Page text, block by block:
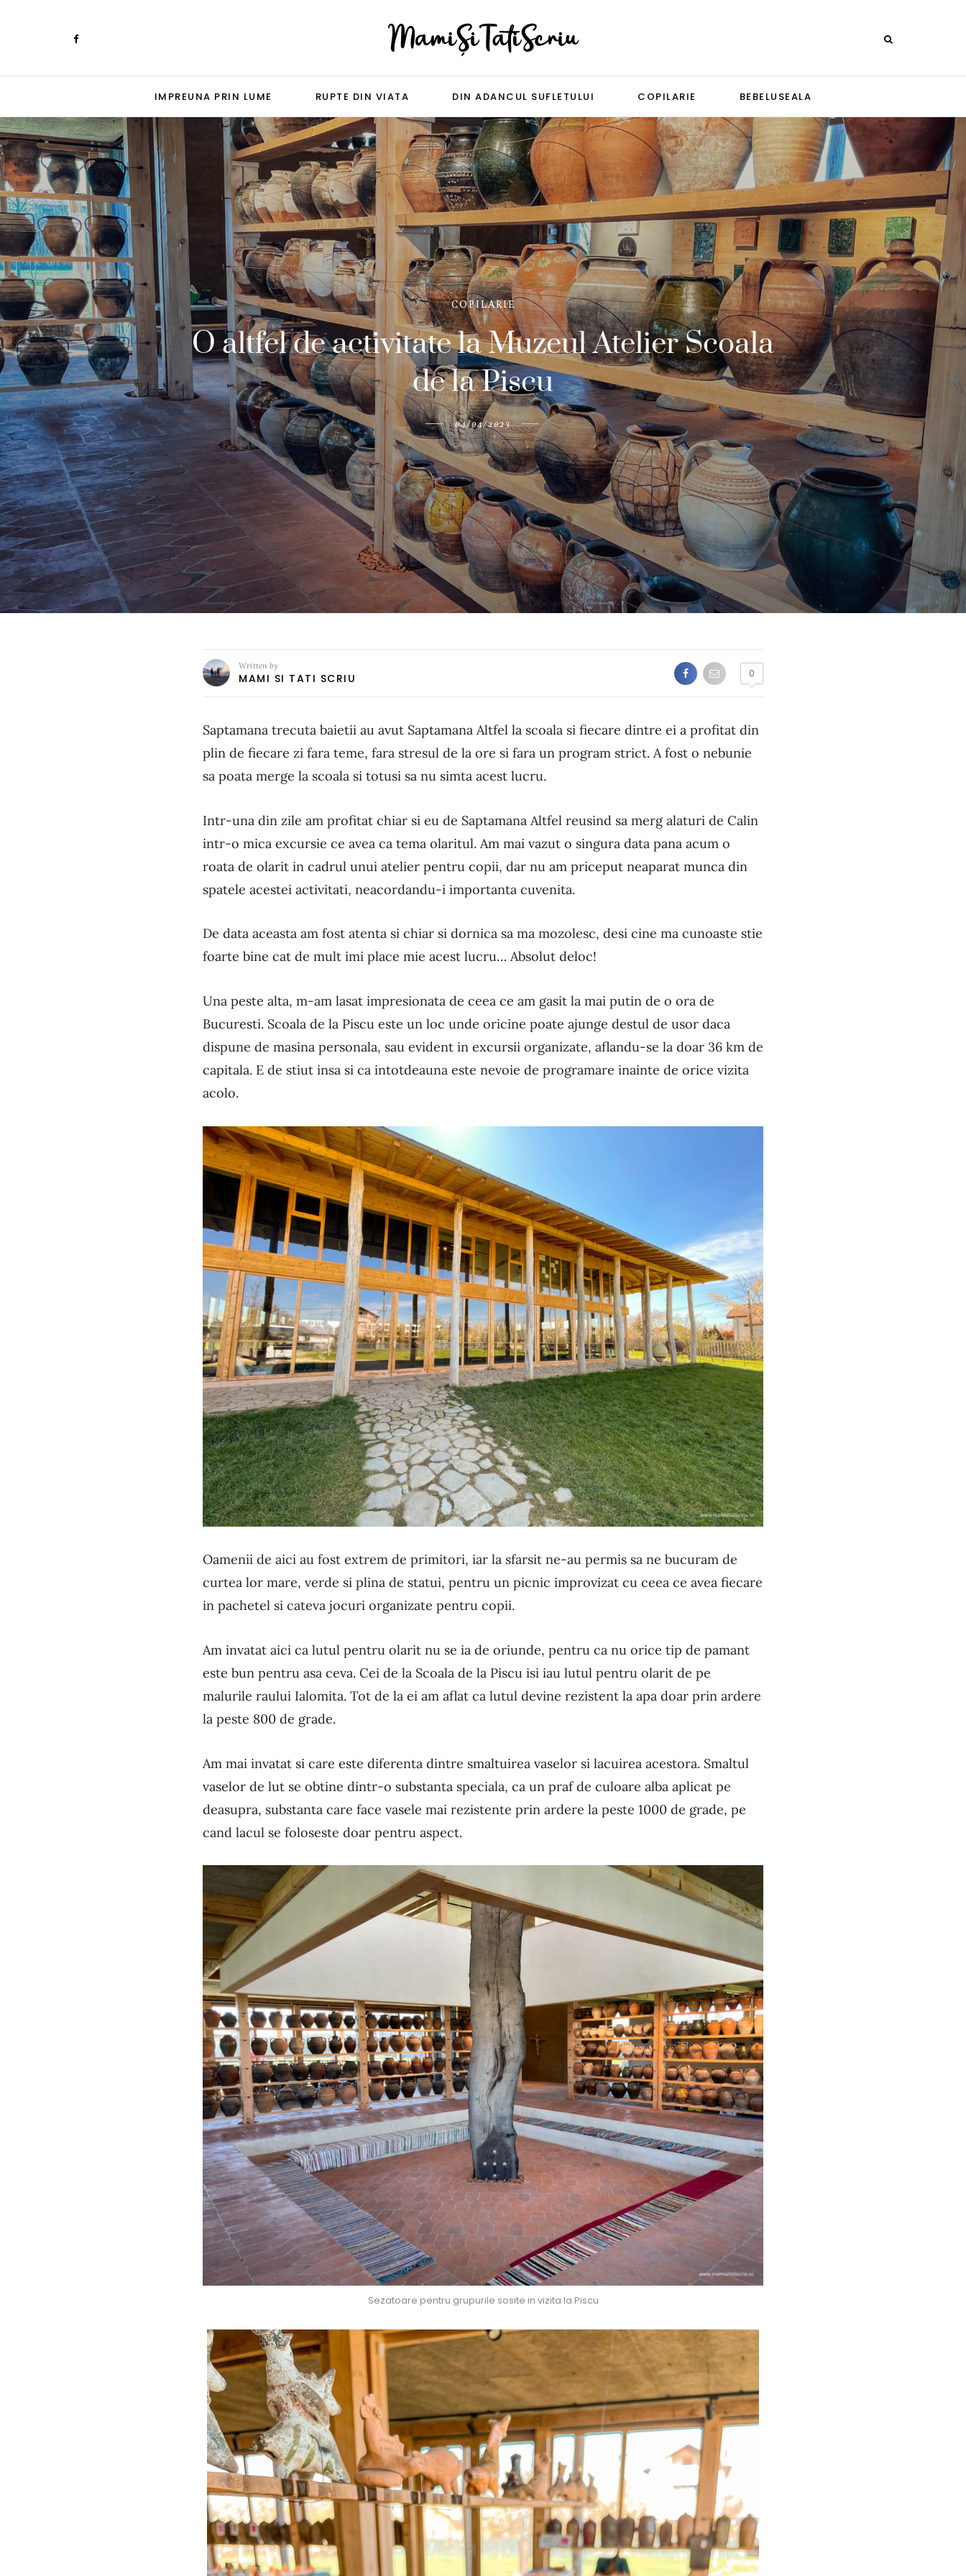
IMPREUNA PRIN LUME RUPTE DIN VIATA DIN ADANCUL SUFLETULUI COPILARIE BEBELUSEALA
COPILARIE
O altfel de activitate la Muzeul Atelier Scoala
de la Piscu
04/04/2023
Written by
MAMI SI TATI SCRIU 0
Saptamana trecuta baietii au avut Saptamana Altfel la scoala si fiecare dintre ei a profitat din
plin de fiecare zi fara teme, fara stresul de la ore si fara un program strict. A fost o nebunie
sa poata merge la scoala si totusi sa nu simta acest lucru.
Intr-una din zile am profitat chiar si eu de Saptamana Altfel reusind sa merg alaturi de Calin
intr-o mica excursie ce avea ca tema olaritul. Am mai vazut o singura data pana acum o
roata de olarit in cadrul unui atelier pentru copii, dar nu am priceput neaparat munca din
spatele acestei activitati, neacordandu-i importanta cuvenita.
De data aceasta am fost atenta si chiar si dornica sa ma mozolesc, desi cine ma cunoaste stie
foarte bine cat de mult imi place mie acest lucru… Absolut deloc!
Una peste alta, m-am lasat impresionata de ceea ce am gasit la mai putin de o ora de
Bucuresti. Scoala de la Piscu este un loc unde oricine poate ajunge destul de usor daca
dispune de masina personala, sau evident in excursii organizate, aflandu-se la doar 36 km de
capitala. E de stiut insa si ca intotdeauna este nevoie de programare inainte de orice vizita
acolo.
Oamenii de aici au fost extrem de primitori, iar la sfarsit ne-au permis sa ne bucuram de
curtea lor mare, verde si plina de statui, pentru un picnic improvizat cu ceea ce avea fiecare
in pachetel si cateva jocuri organizate pentru copii.
Am invatat aici ca lutul pentru olarit nu se ia de oriunde, pentru ca nu orice tip de pamant
este bun pentru asa ceva. Cei de la Scoala de la Piscu isi iau lutul pentru olarit de pe
malurile raului Ialomita. Tot de la ei am aflat ca lutul devine rezistent la apa doar prin ardere
la peste 800 de grade.
Am mai invatat si care este diferenta dintre smaltuirea vaselor si lacuirea acestora. Smaltul
vaselor de lut se obtine dintr-o substanta speciala, ca un praf de culoare alba aplicat pe
deasupra, substanta care face vasele mai rezistente prin ardere la peste 1000 de grade, pe
cand lacul se foloseste doar pentru aspect.
Sezatoare pentru grupurile sosite in vizita la Piscu